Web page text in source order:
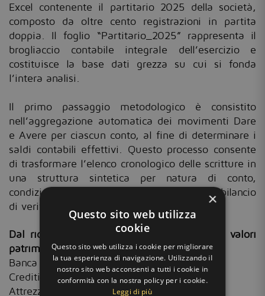
Excel contenente il partitario 2025 della società,
composto da oltre cento registrazioni in partita
doppia. Il foglio “Partitario_2025” rappresenta il
brogliaccio contabile integrale dell’esercizio e
costituisce la base dati grezza su cui si fonda
l’intera analisi.
Il primo passaggio metodologico è consistito
nell’aggregazione automatica dei movimenti Dare
e Avere per ciascun conto, al fine di determinare i
saldi contabili effettivi. Questo processo consente
di trasformare l’elenco cronologico delle scritture in
una struttura sintetica per natura di conto,
condizione necessaria per la redazione del bilancio
di verifica.
Dal ricalcolo dei saldi emergono i seguenti valori
patrimoniali principali:
Banca c/c: 45.285€
Crediti verso clienti: 36.168€
Attrezzature: 15.000
×
Questo sito web utilizza
cookie
Questo sito web utilizza i cookie per migliorare
la tua esperienza di navigazione. Utilizzando il
nostro sito web acconsenti a tutti i cookie in
conformità con la nostra policy per i cookie.
Leggi di più